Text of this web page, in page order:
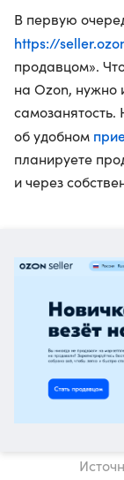
В первую
https://
продавцом».
на Ozon, нужно
самозанятость.
об удобном
планируете
и через